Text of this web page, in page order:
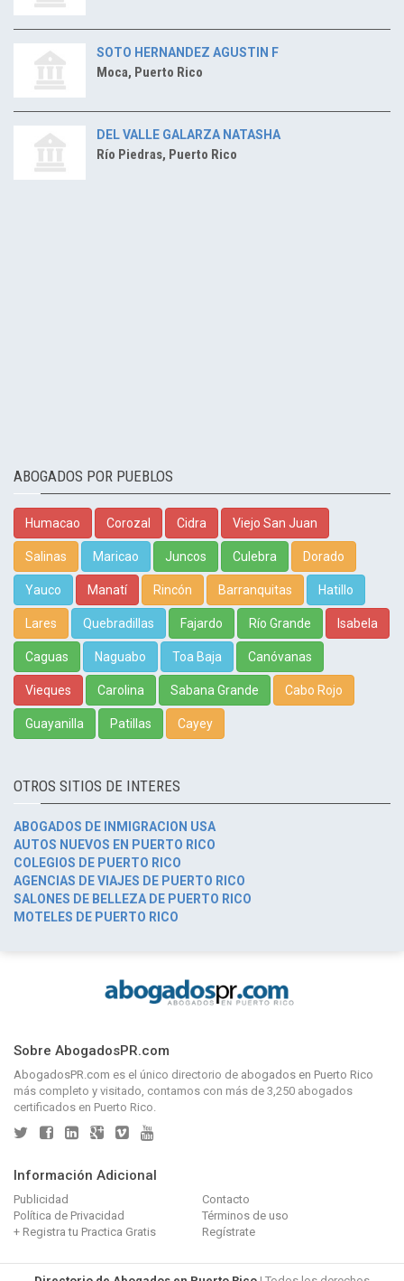
SOTO HERNANDEZ AGUSTIN F
Moca, Puerto Rico
DEL VALLE GALARZA NATASHA
Río Piedras, Puerto Rico
ABOGADOS POR PUEBLOS
Humacao Corozal Cidra Viejo San Juan
Salinas Maricao Juncos Culebra Dorado
Yauco Manatí Rincón Barranquitas Hatillo
Lares Quebradillas Fajardo Río Grande Isabela
Caguas Naguabo Toa Baja Canóvanas
Vieques Carolina Sabana Grande Cabo Rojo
Guayanilla Patillas Cayey
OTROS SITIOS DE INTERES
ABOGADOS DE INMIGRACION USA
AUTOS NUEVOS EN PUERTO RICO
COLEGIOS DE PUERTO RICO
AGENCIAS DE VIAJES DE PUERTO RICO
SALONES DE BELLEZA DE PUERTO RICO
MOTELES DE PUERTO RICO
Sobre AbogadosPR.com
AbogadosPR.com es el único directorio de abogados en Puerto Rico
más completo y visitado, contamos con más de 3,250 abogados
certificados en Puerto Rico.
Información Adicional
Publicidad
Contacto
Política de Privacidad
Términos de uso
+ Registra tu Practica Gratis
Regístrate